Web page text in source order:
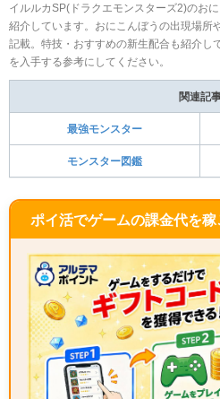
イルルカSP(ドラクエモンスターズ2)のお
紹介しています。おにこんぼうの出現場所
記載。特技・おすすめの新生配合も紹介し
を入手する参考にしてください。
関連記
最強モンスター
モンスター図鑑
ポイ活でゲームの課金代を稼